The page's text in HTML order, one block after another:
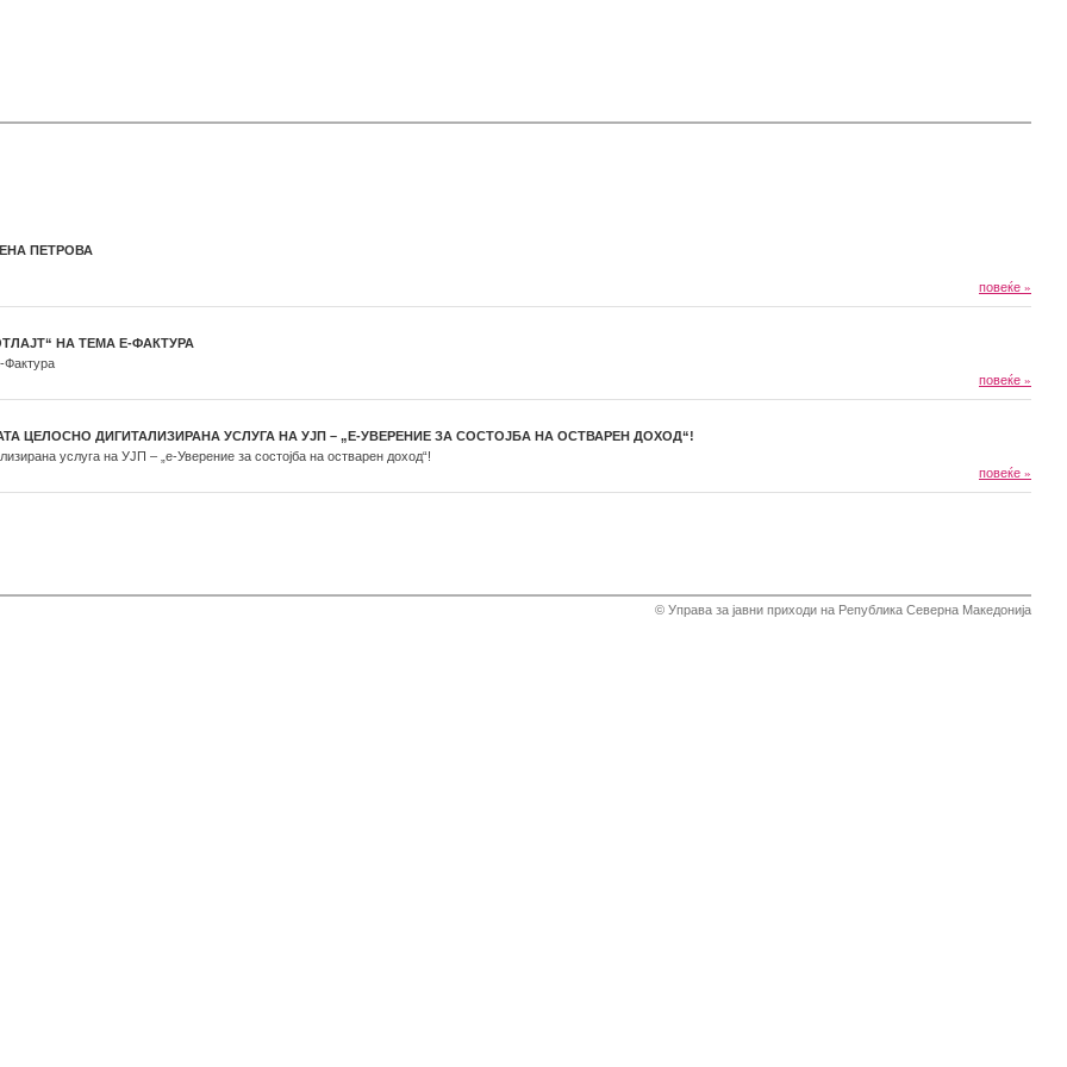
ПЕТРОВА
повеќе »
НА ТЕМА Е-ФАКТУРА
Фактура
повеќе »
ЦЕЛОСНО ДИГИТАЛИЗИРАНА УСЛУГА НА УЈП – „Е-УВЕРЕНИЕ ЗА СОСТОЈБА НА ОСТВАРЕН ДОХОД“!
услуга на УЈП – „е-Уверение за состојба на остварен доход“!
повеќе »
© Управа за јавни приходи на Република Северна Македонија